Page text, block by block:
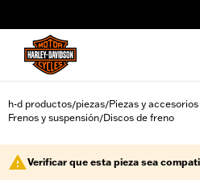
h-d productos/piezas/Piezas y
Frenos y suspensión/Discos de freno
Verificar que esta pieza sea